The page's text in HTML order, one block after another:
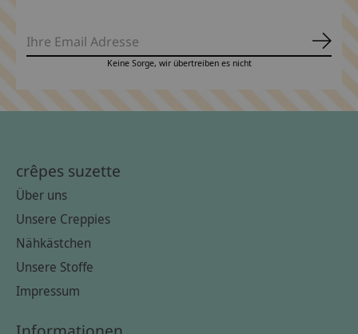
Keine Sorge, wir übertreiben es nicht
crêpes suzette
Über uns
Unsere Creppies
Nähkästchen
Unsere Stoffe
Impressum